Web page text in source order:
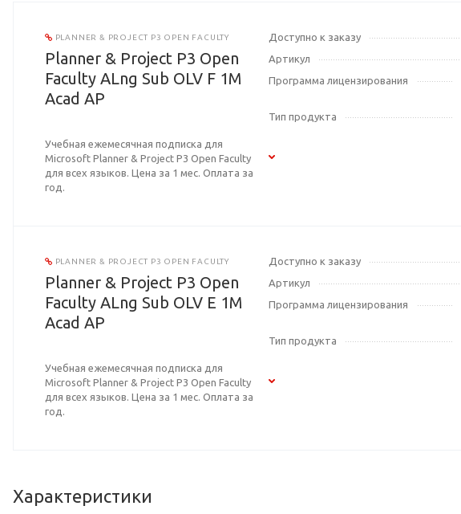
PLANNER & PROJECT P3 OPEN FACULTY
Planner & Project P3 Open
Faculty ALng Sub OLV F 1M
Acad AP
Учебная ежемесячная подписка для
Microsoft Planner & Project P3 Open Faculty
для всех языков. Цена за 1 мес. Оплата за
год.
Доступно к заказу
Артикул
Программа лицензирования
Тип продукта
PLANNER & PROJECT P3 OPEN FACULTY
Planner & Project P3 Open
Faculty ALng Sub OLV E 1M
Acad AP
Учебная ежемесячная подписка для
Microsoft Planner & Project P3 Open Faculty
для всех языков. Цена за 1 мес. Оплата за
год.
Доступно к заказу
Артикул
Программа лицензирования
Тип продукта
Характеристики